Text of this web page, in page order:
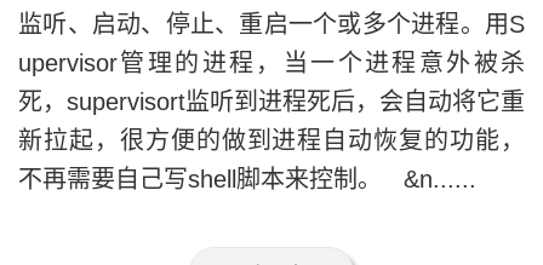
监听、启动、停止、重启一个或多个进程。用S
upervisor管理的进程，当一个进程意外被杀
死，supervisort监听到进程死后，会自动将它重
新拉起，很方便的做到进程自动恢复的功能，
不再需要自己写shell脚本来控制。 &n......